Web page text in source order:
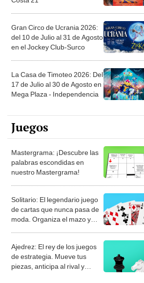
Gran Circo de Ucrania 2026:
del 10 de Julio al 31 de Agosto
en el Jockey Club-Surco
La Casa de Timoteo 2026: Del
17 de Julio al 30 de Agosto en
Mega Plaza - Independencia
Juegos
Mastergrama: ¡Descubre las
palabras escondidas en
nuestro Mastergrama!
Solitario: El legendario juego
de cartas que nunca pasa de
moda. Organiza el mazo y
Ajedrez: El rey de los juegos
de estrategia. Mueve tus
piezas, anticipa al rival y